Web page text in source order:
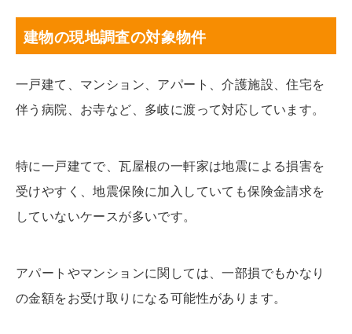
建物の現地調査の対象物件
一戸建て、マンション、アパート、介護施設、住宅を
伴う病院、お寺など、多岐に渡って対応しています。
特に一戸建てで、瓦屋根の一軒家は地震による損害を
受けやすく、地震保険に加入していても保険金請求を
していないケースが多いです。
アパートやマンションに関しては、一部損でもかなり
の金額をお受け取りになる可能性があります。